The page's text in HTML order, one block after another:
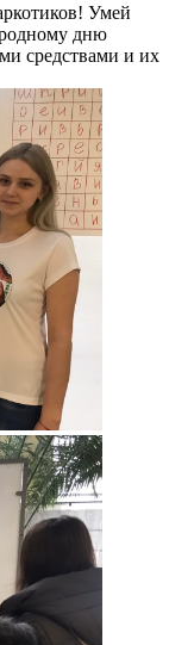
Умей
дню
средствами и их